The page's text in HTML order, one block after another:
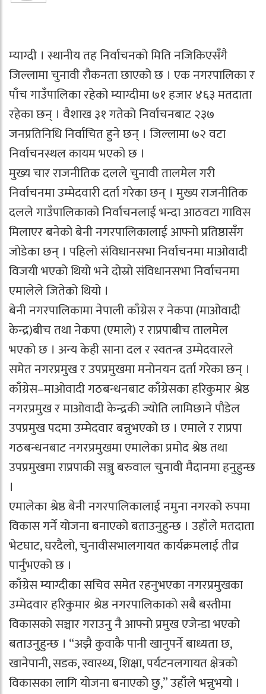
म्याग्दी । स्थानीय तह निर्वाचनको मिति नजिकिएसँगै
जिल्लामा चुनावी रौकनता छाएको छ । एक नगरपालिका र
पाँच गाउँपालिका रहेको म्याग्दीमा ७१ हजार ४६३ मतदाता
रहेका छन् । वैशाख ३१ गतेको निर्वाचनबाट २३७
जनप्रतिनिधि निर्वाचित हुने छन् । जिल्लामा ७२ वटा
निर्वाचनस्थल कायम भएको छ ।
मुख्य चार राजनीतिक दलले चुनावी तालमेल गरी
निर्वाचनमा उम्मेदवारी दर्ता गरेका छन् । मुख्य राजनीतिक
दलले गाउँपालिकाको निर्वाचनलाई भन्दा आठवटा गाविस
मिलाएर बनेको बेनी नगरपालिकालाई आफ्नो प्रतिष्ठासँग
जोडेका छन् । पहिलो संविधानसभा निर्वाचनमा माओवादी
विजयी भएको थियो भने दोस्रो संविधानसभा निर्वाचनमा
एमालेले जितेको थियो ।
बेनी नगरपालिकामा नेपाली काँग्रेस र नेकपा (माओवादी
केन्द्र)बीच तथा नेकपा (एमाले) र राप्रपाबीच तालमेल
भएको छ । अन्य केही साना दल र स्वतन्त्र उम्मेदवारले
समेत नगरप्रमुख र उपप्रमुखमा मनोनयन दर्ता गरेका छन् ।
काँग्रेस–माओवादी गठबन्धनबाट काँग्रेसका हरिकुमार श्रेष्ठ
नगरप्रमुख र माओवादी केन्द्रकी ज्योति लामिछाने पौडेल
उपप्रमुख पदमा उम्मेदवार बन्नुभएको छ । एमाले र राप्रपा
गठबन्धनबाट नगरप्रमुखमा एमालेका प्रमोद श्रेष्ठ तथा
उपप्रमुखमा राप्रपाकी सञ्जु बरुवाल चुनावी मैदानमा हनुहुन्छ
।
एमालेका श्रेष्ठ बेनी नगरपालिकालाई नमुना नगरको रुपमा
विकास गर्ने योजना बनाएको बताउनुहुन्छ । उहाँले मतदाता
भेटघाट, घरदैलो, चुनावीसभालगायत कार्यक्रमलाई तीव्र
पार्नुभएको छ ।
काँग्रेस म्याग्दीका सचिव समेत रहनुभएका नगरप्रमुखका
उम्मेदवार हरिकुमार श्रेष्ठ नगरपालिकाको सबै बस्तीमा
विकासको सञ्चार गराउनु नै आफ्नो प्रमुख एजेन्डा भएको
बताउनुहुन्छ । “अझै कुवाकै पानी खानुपर्ने बाध्यता छ,
खानेपानी, सडक, स्वास्थ्य, शिक्षा, पर्यटनलगायत क्षेत्रको
विकासका लागि योजना बनाएको छु,” उहाँले भन्नुभयो ।